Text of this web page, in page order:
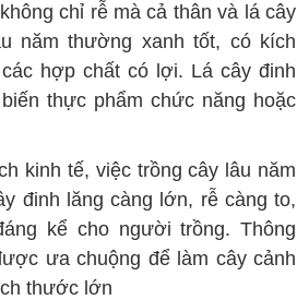
chỉ rễ mà cả thân và lá cây
năm thường xanh tốt, có kích
hợp chất có lợi. Lá cây đinh
thực phẩm chức năng hoặc
kinh tế, việc trồng cây lâu năm
đinh lăng càng lớn, rễ càng to,
kể cho người trồng. Thông
ưa chuộng để làm cây cảnh
thước lớn